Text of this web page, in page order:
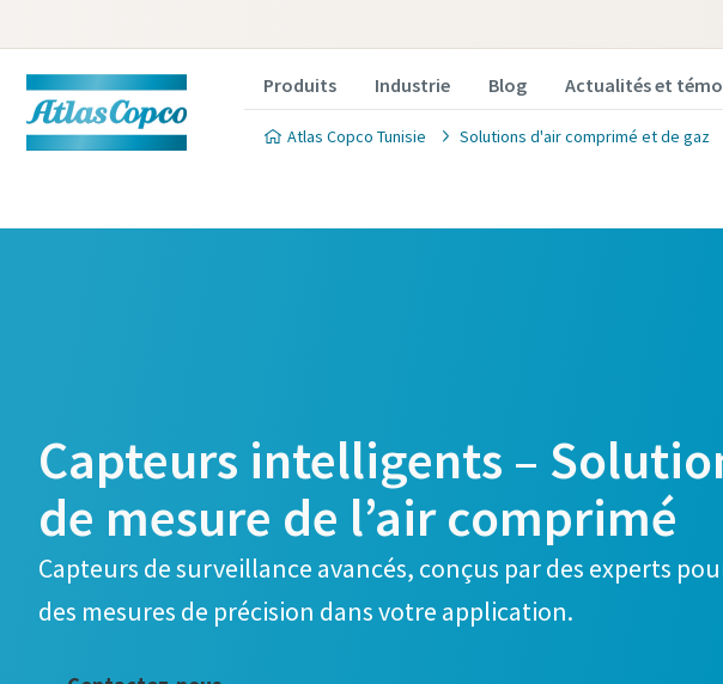
Produits Industrie Blog Actualités et
Atlas Copco Tunisie Solutions d'air comprimé et de gaz
Capteurs intelligents –
de mesure de l’air comprimé
Capteurs de surveillance avancés, conçus par des experts
des mesures de précision dans votre application.